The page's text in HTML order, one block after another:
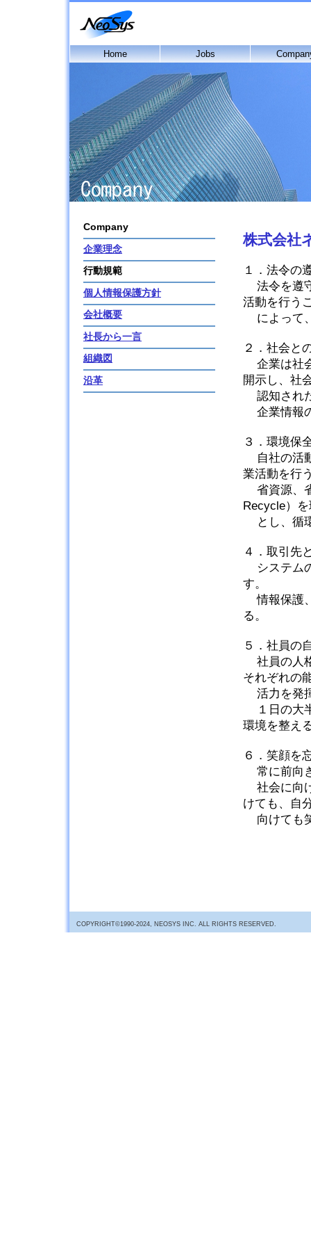
Home Jobs
株式会社
１．法令の
法令を遵
活動を行う
によって
２．社会と
企業は社
開示し、社
認知され
企業情報
３．環境保
自社の活
業活動を行
省資源、
Recycle）
とし、循
４．取引先
システム
す。
情報保護
る。
５．社員の
社員の人
それぞれの
活力を発
１日の大
環境を整え
６．笑顔を
常に前向
社会に向
けても、自
向けても
Company
企業理念
行動規範
個人情報保護方針
会社概要
社長から一言
組織図
沿革
COPYRIGHT©1990-2024, NEOSYS INC. ALL RIGHTS RESERVED.